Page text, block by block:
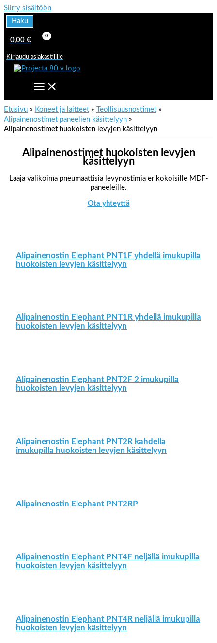
Siirry sisältöön
Haku
0,00 €
Kirjaudu asiakastilille
Etusivu Koneet ja laitteet
Teollisuusnostimet
Alipainenostimet paneelien käsittelyyn
Alipainenostimet huokoisten levyjen käsittelyyn
Alipainenostimet huokoisten levyjen
käsittelyyn
Laaja valikoima pneumaattisia levynostimia erikokoisille MDF-
paneeleille.
Ota yhteyttä
Alipainenostin Elephant PNT1F yhdellä imukupilla
huokoisten levyjen käsittelyyn
Alipainenostin Elephant PNT1R yhdellä imukupilla
huokoisten levyjen käsittelyyn
Alipainenostin Elephant PNT2F 2 imukupilla
huokoisten levyjen käsittelyyn
Alipainenostin Elephant PNT2R kahdella
imukupilla huokoisten levyjen käsittelyyn
Alipainenostin Elephant PNT2RP
Alipainenostin Elephant PNT4F neljällä imukupilla
huokoisten levyjen käsittelyyn
Alipainenostin Elephant PNT4R neljällä imukupilla
huokoisten levyjen käsittelyyn